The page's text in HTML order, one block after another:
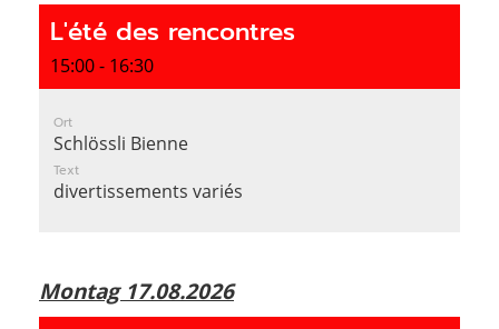
L'été des rencontres
15:00 - 16:30
Ort
Schlössli Bienne
Text
divertissements variés
Montag 17.08.2026